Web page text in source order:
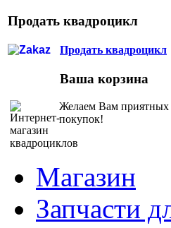
Продать квадроцикл
Продать квадроцикл
Ваша корзина
Желаем Вам приятных
покупок!
Магазин
Запчасти